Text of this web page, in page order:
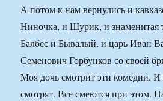
А потом к нам вернулись и
Ниночка, и Шурик, и знаменитая
Балбес и Бывалый, и царь Иван
Семенович Горбунков со своей
Моя дочь смотрит эти комедии.
смотрят. Все смеются при этом.